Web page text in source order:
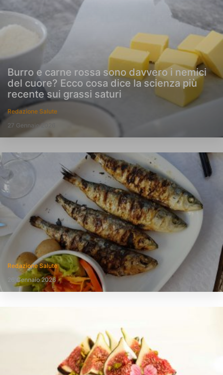
Burro e carne rossa sono davvero i nemici
del cuore? Ecco cosa dice la scienza più
recente sui grassi saturi
Redazione Salute
27 Gennaio 2026
Redazione Salute
26 Gennaio 2026